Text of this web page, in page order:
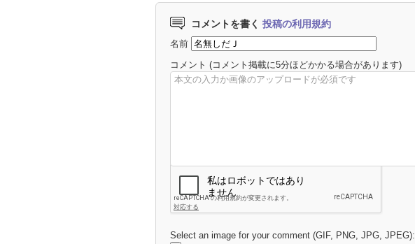
コメントを書く 投稿の利用規約
名前
コメント (コメント掲載に5分ほどかかる場合があります)
Select an image for your comment (GIF, PNG, JPG, JPEG):